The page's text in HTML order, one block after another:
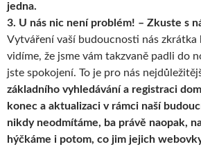
jedna.
3. U nás nic není problém! – Zkuste s
Vytváření vaší budoucnosti nás zkrátka
vidíme, že jsme vám takzvaně padli do
jste spokojení. To je pro nás
základního vyhledávání a registraci
konec a aktualizaci v rámci naší
nikdy neodmítáme, ba právě naopak,
hýčkáme i potom, co jim jejich